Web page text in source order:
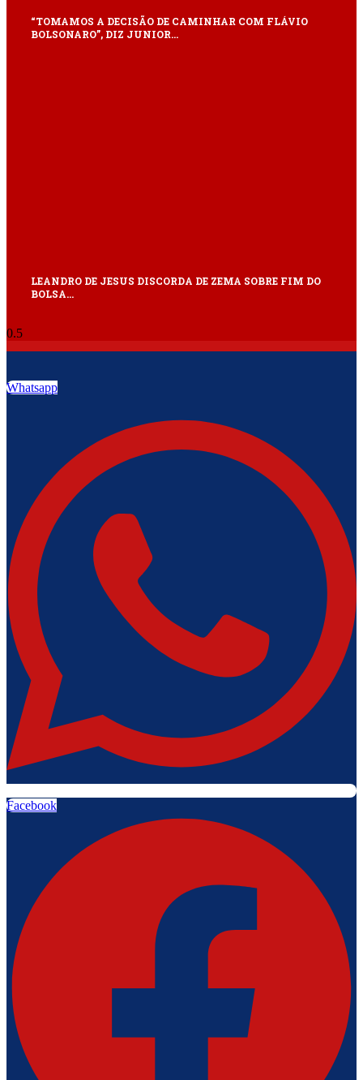
“TOMAMOS A DECISÃO DE CAMINHAR COM FLÁVIO
BOLSONARO”, DIZ JUNIOR…
LEANDRO DE JESUS DISCORDA DE ZEMA SOBRE FIM DO
BOLSA…
Whatsapp
Facebook